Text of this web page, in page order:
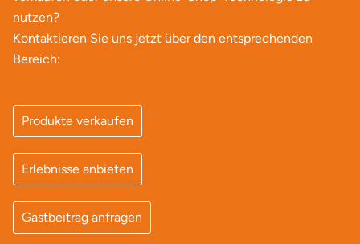
nutzen?
Kontaktieren Sie uns jetzt über den entsprechenden
Bereich:
Produkte verkaufen
Erlebnisse anbieten
Gastbeitrag anfragen
Neumünster
Nürnberg
Oberhavel
Odenwald